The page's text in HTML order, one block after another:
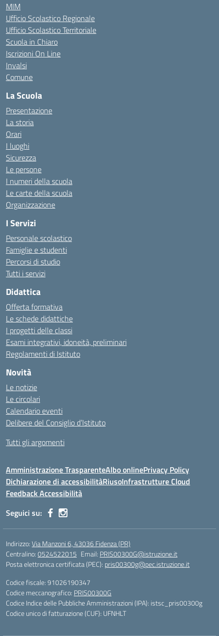
MIM
Ufficio Scolastico Regionale
Ufficio Scolastico Territoriale
Scuola in Chiaro
Iscrizioni On Line
Invalsi
Comune
La Scuola
Presentazione
La storia
Orari
I luoghi
Sicurezza
Le persone
I numeri della scuola
Le carte della scuola
Organizzazione
I Servizi
Personale scolastico
Famiglie e studenti
Percorsi di studio
Tutti i servizi
Didattica
Offerta formativa
Le schede didattiche
I progetti delle classi
Esami integrativi, idoneità, preliminari
Regolamenti di Istituto
Novità
Le notizie
Le circolari
Calendario eventi
Delibere del Consiglio d’Istituto
Tutti gli argomenti
Amministrazione TrasparenteAlbo onlinePrivacy Policy
Dichiarazione di accessibilitàRiusoInfrastrutture Cloud
Feedback Accessibilità
Seguici su:
Indirizzo:Via Manzoni 6, 43036 Fidenza (PR)
Centralino:0524522015 Email: PRIS00300G@istruzione.it
Posta elettronica certificata (PEC): pris00300g@pec.istruzione.it
Codice fiscale: 91026190347
Codice meccanografico: PRIS00300G
Codice Indice delle Pubbliche Amministrazioni (IPA): istsc_pris00300g
Codice unico di fatturazione (CUF): UFNHLT